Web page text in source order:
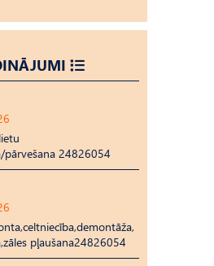
pārvešana 24826054
pļaušana24826054